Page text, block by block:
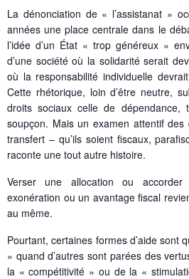
La dénonciation de « l’assistanat »
années une place centrale dans le
l’idée d’un État « trop généreux »
d’une société où la solidarité serait
où la responsabilité individuelle
Cette rhétorique, loin d’être neutre,
droits sociaux celle de dépendance,
soupçon. Mais un examen attentif des
transfert – qu’ils soient fiscaux,
raconte une tout autre histoire.
Verser une allocation ou
exonération ou un avantage fiscal
au même.
Pourtant, certaines formes d’aide sont
» quand d’autres sont parées des
la « compétitivité » ou de la «